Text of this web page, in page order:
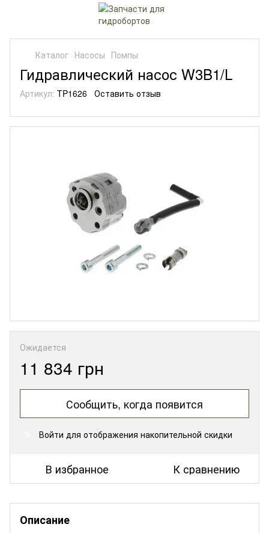
Каталог Насосы Помпы
Гидравлический насос W3B1/L
Артикул: TP1626 Оставить отзыв
Ожидается
11 834 грн
Сообщить, когда появится
Войти для отображения накопительной скидки
В избранное К сравнению
Описание